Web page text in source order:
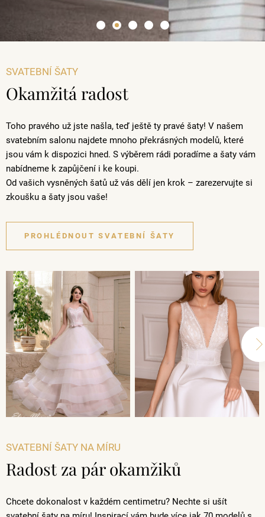
SVATEBNÍ ŠATY
Okamžitá radost
Toho pravého už jste našla, teď ještě ty pravé šaty! V našem
svatebním salonu najdete mnoho překrásných modelů, které
jsou vám k dispozici hned. S výběrem rádi poradíme a šaty vám
nabídneme k zapůjčení i ke koupi.
Od vašich vysněných šatů už vás dělí jen krok – zarezervujte si
zkoušku a šaty jsou vaše!
PROHLÉDNOUT SVATEBNÍ ŠATY
SVATEBNÍ ŠATY NA MÍRU
Radost za pár okamžiků
Chcete dokonalost v každém centimetru? Nechte si ušít